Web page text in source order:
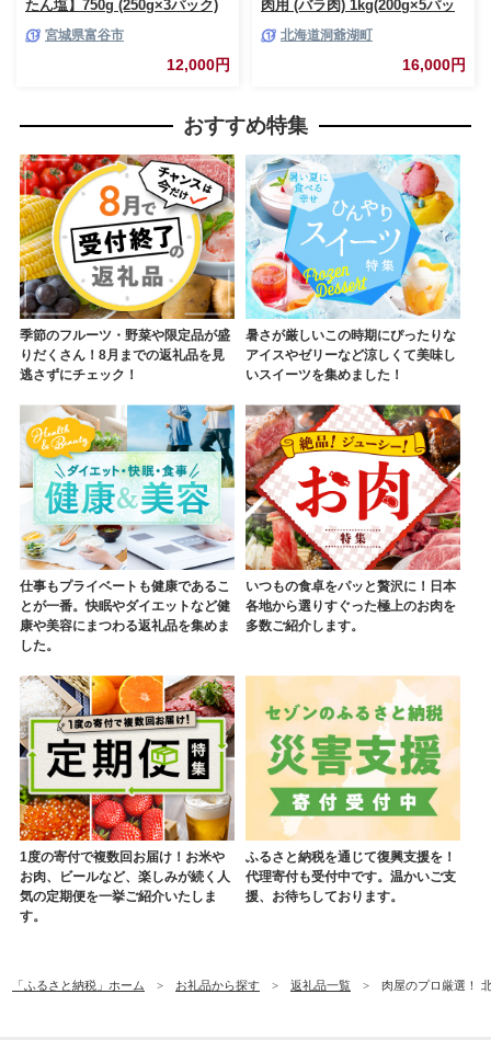
たん塩】750g (250g×3パック)
[0256]宮城県富谷市
12,000円
肉用 (バラ肉) 1kg(200g×5パッ
ーベキュー おうち焼肉 BBQ ジ
ューシー ヘルシー 赤身本来の
北海道洞爺湖町
16,000円
おすすめ特集
季節のフルーツ・野菜や限定品が盛
りだくさん！8月までの返礼品を見
逃さずにチェック！
暑さが厳しいこの時期にぴったりな
アイスやゼリーなど涼しくて美味し
いスイーツを集めました！
仕事もプライベートも健康であるこ
とが一番。快眠やダイエットなど健
康や美容にまつわる返礼品を集めま
した。
いつもの食卓をパッと贅沢に！日本
各地から選りすぐった極上のお肉を
多数ご紹介します。
1度の寄付で複数回お届け！お米や
お肉、ビールなど、楽しみが続く人
気の定期便を一挙ご紹介いたしま
す。
ふるさと納税を通じて復興支援を！
代理寄付も受付中です。温かいご支
援、お待ちしております。
「ふるさと納税」ホーム お礼品から探す 返礼品一覧 肉屋のプロ厳選！